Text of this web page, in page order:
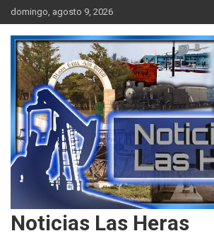
Skip
to
content
domingo, agosto 9, 2026
Noticias Las Heras